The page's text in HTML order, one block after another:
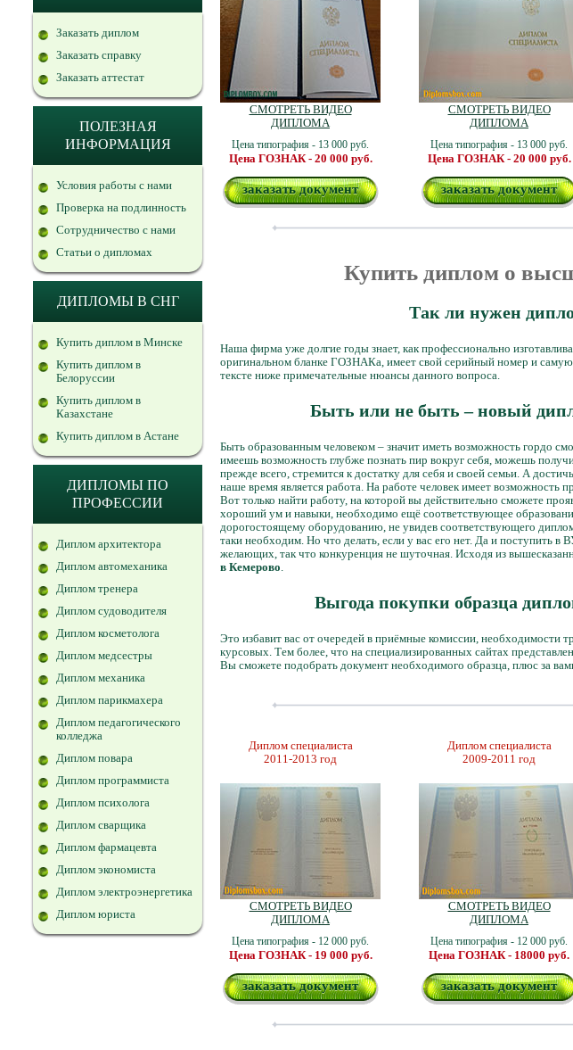
Заказать диплом
Заказать справку
Заказать аттестат
ПОЛЕЗНАЯ
ИНФОРМАЦИЯ
Условия работы с нами
Проверка на подлинность
Сотрудничество с нами
Статьи о дипломах
ДИПЛОМЫ В СНГ
Купить диплом в Минске
Купить диплом в
Белоруссии
Купить диплом в
Казахстане
Купить диплом в Астане
ДИПЛОМЫ ПО
ПРОФЕССИИ
Диплом архитектора
Диплом автомеханика
Диплом тренера
Диплом судоводителя
Диплом косметолога
Диплом медсестры
Диплом механика
Диплом парикмахера
Диплом педагогического
колледжа
Диплом повара
Диплом программиста
Диплом психолога
Диплом сварщика
Диплом фармацевта
Диплом экономиста
Диплом электроэнергетика
Диплом юриста
СМОТРЕТЬ ВИДЕО
ДИПЛОМА
Цена типография - 13 000 руб.
Цена ГОЗНАК - 20 000 руб.
заказать документ
СМОТРЕТЬ ВИДЕО
ДИПЛОМА
Цена типография - 13 000 руб.
Цена ГОЗНАК - 20 000 руб.
заказать документ
Купить диплом о
Так ли нужен
Наша фирма уже долгие годы знает, как профессионально
оригинальном бланке ГОЗНАКа, имеет свой серийный номер и
тексте ниже примечательные нюансы данного вопроса.
Быть или не быть – новый
Быть образованным человеком – значит иметь возможность гордо
имеешь возможность глубже познать пир вокруг себя, можешь
прежде всего, стремится к достатку для себя и своей семьи. А
наше время является работа. На работе человек имеет возможность
Вот только найти работу, на которой вы действительно сможете
хороший ум и навыки, необходимо ещё соответствующее
дорогостоящему оборудованию, не увидев соответствующего
таки необходим. Но что делать, если у вас его нет. Да и поступить
желающих, так что конкуренция не шуточная. Исходя из
в Кемерово.
Выгода покупки образца
Это избавит вас от очередей в приёмные комиссии, необходимости
курсовых. Тем более, что на специализированных сайтах
Вы сможете подобрать документ необходимого образца, плюс за
Диплом специалиста
2011-2013 год
СМОТРЕТЬ ВИДЕО
ДИПЛОМА
Цена типография - 12 000 руб.
Цена ГОЗНАК - 19 000 руб.
заказать документ
Диплом специалиста
2009-2011 год
СМОТРЕТЬ ВИДЕО
ДИПЛОМА
Цена типография - 12 000 руб.
Цена ГОЗНАК - 18000 руб.
заказать документ